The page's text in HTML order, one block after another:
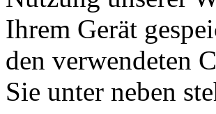
Ihrem Gerät
den verwendeten
Sie unter neben